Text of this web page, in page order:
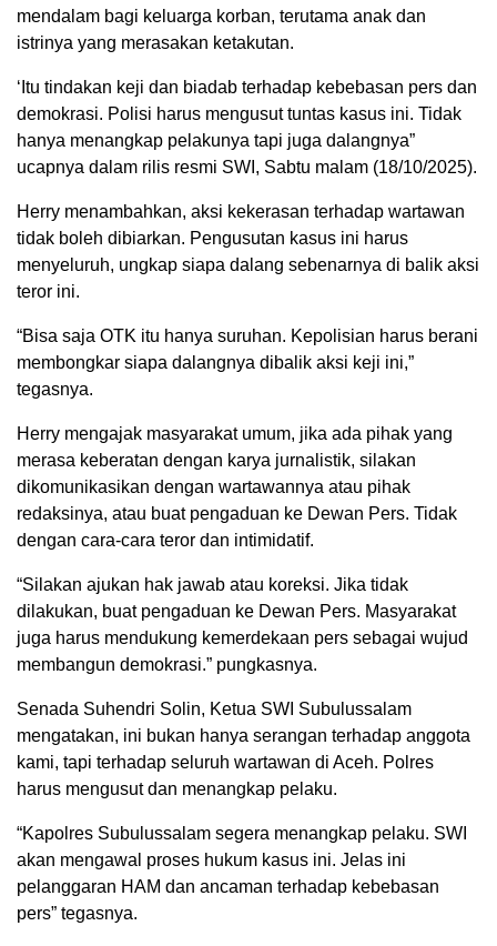
mendalam bagi keluarga korban, terutama anak dan
istrinya yang merasakan ketakutan.
‘Itu tindakan keji dan biadab terhadap kebebasan pers dan
demokrasi. Polisi harus mengusut tuntas kasus ini. Tidak
hanya menangkap pelakunya tapi juga dalangnya”
ucapnya dalam rilis resmi SWI, Sabtu malam (18/10/2025).
Herry menambahkan, aksi kekerasan terhadap wartawan
tidak boleh dibiarkan. Pengusutan kasus ini harus
menyeluruh, ungkap siapa dalang sebenarnya di balik aksi
teror ini.
“Bisa saja OTK itu hanya suruhan. Kepolisian harus berani
membongkar siapa dalangnya dibalik aksi keji ini,”
tegasnya.
Herry mengajak masyarakat umum, jika ada pihak yang
merasa keberatan dengan karya jurnalistik, silakan
dikomunikasikan dengan wartawannya atau pihak
redaksinya, atau buat pengaduan ke Dewan Pers. Tidak
dengan cara-cara teror dan intimidatif.
“Silakan ajukan hak jawab atau koreksi. Jika tidak
dilakukan, buat pengaduan ke Dewan Pers. Masyarakat
juga harus mendukung kemerdekaan pers sebagai wujud
membangun demokrasi.” pungkasnya.
Senada Suhendri Solin, Ketua SWI Subulussalam
mengatakan, ini bukan hanya serangan terhadap anggota
kami, tapi terhadap seluruh wartawan di Aceh. Polres
harus mengusut dan menangkap pelaku.
“Kapolres Subulussalam segera menangkap pelaku. SWI
akan mengawal proses hukum kasus ini. Jelas ini
pelanggaran HAM dan ancaman terhadap kebebasan
pers” tegasnya.